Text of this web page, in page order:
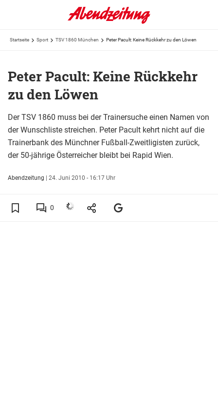
Startseite Sport TSV 1860 München Peter Pacult: Keine Rückkehr zu den Löwen
Peter Pacult: Keine Rückkehr
zu den Löwen
Der TSV 1860 muss bei der Trainersuche einen Namen von
der Wunschliste streichen. Peter Pacult kehrt nicht auf die
Trainerbank des Münchner Fußball-Zweitligisten zurück,
der 50-jährige Österreicher bleibt bei Rapid Wien.
Abendzeitung | 24. Juni 2010 - 16:17 Uhr
0